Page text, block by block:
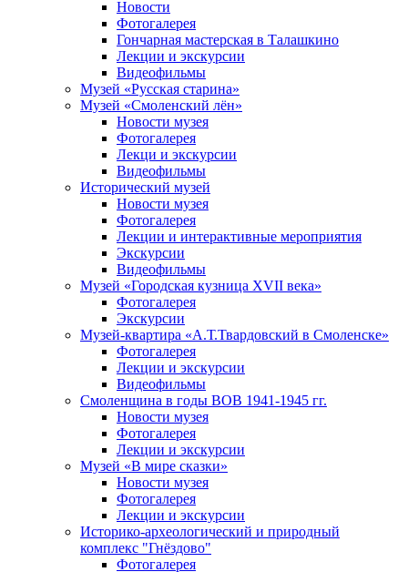
Новости
Фотогалерея
Гончарная мастерская в Талашкино
Лекции и экскурсии
Видеофильмы
Музей «Русская старина»
Музей «Смоленский лён»
Новости музея
Фотогалерея
Лекци и экскурсии
Видеофильмы
Исторический музей
Новости музея
Фотогалерея
Лекции и интерактивные мероприятия
Экскурсии
Видеофильмы
Музей «Городская кузница XVII века»
Фотогалерея
Экскурсии
Музей-квартира «А.Т.Твардовский в Смоленске»
Фотогалерея
Лекции и экскурсии
Видеофильмы
Смоленщина в годы ВОВ 1941-1945 гг.
Новости музея
Фотогалерея
Лекции и экскурсии
Музей «В мире сказки»
Новости музея
Фотогалерея
Лекции и экскурсии
Историко-археологический и природный
комплекс "Гнёздово"
Фотогалерея